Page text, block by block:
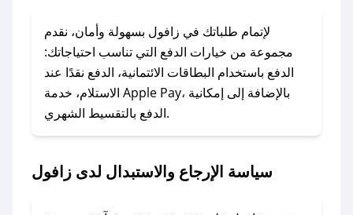
الرسائل الخاصة على تويتر أو البريد الإلكتروني،
وسنقوم بحل المشكلة في أسرع وقت ممكن.
### ماذا أفعل إذا لم أجد كود خصم لمتجري
المفضل؟
في حال عدم توفر كوبونات لمتجرك المفضل، يمكنك
أسرع وقت ممكن.
لإتمام طلباتك في زافول بسهولة وأمان، نقدم
مجموعة من خيارات الدفع التي تناسب احتياجاتك:
الدفع باستخدام البطاقات الائتمانية، الدفع نقدًا عند
الاستلام، خدمة Apple Pay، بالإضافة إلى إمكانية
الدفع بالتقسيط الشهري.
سياسة الإرجاع والاستبدال لدى زافول